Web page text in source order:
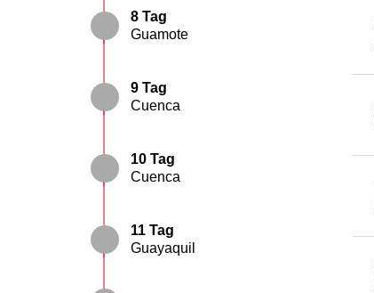
8 Tag
Guamote
9 Tag
Cuenca
10 Tag
Cuenca
11 Tag
Guayaquil